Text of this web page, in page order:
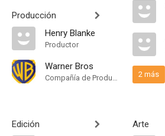
Producción
Henry Blanke
Productor
Warner Bros
Compañía de Produccion
Edición
2 más
Arte